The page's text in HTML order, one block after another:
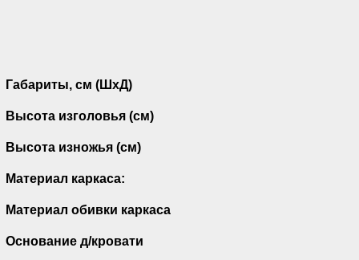
Габариты, см (ШхД)
Высота изголовья (см)
Высота изножья (см)
Материал каркаса:
Материал обивки каркаса
Основание д/кровати